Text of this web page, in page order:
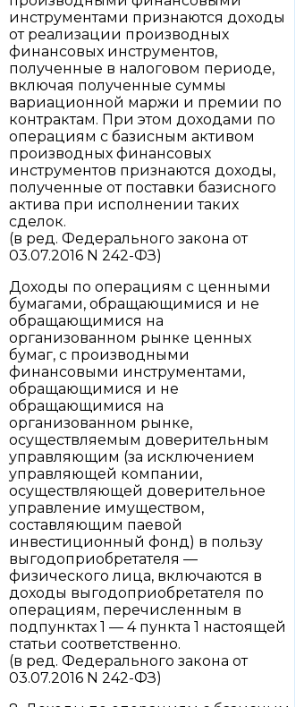
инструментами признаются доходы
от реализации производных
финансовых инструментов,
полученные в налоговом периоде,
включая полученные суммы
вариационной маржи и премии по
контрактам. При этом доходами по
операциям с базисным активом
производных финансовых
инструментов признаются доходы,
полученные от поставки базисного
актива при исполнении таких
сделок.
(в ред. Федерального закона от
03.07.2016 N 242-ФЗ)
Доходы по операциям с ценными
бумагами, обращающимися и не
обращающимися на
организованном рынке ценных
бумаг, с производными
финансовыми инструментами,
обращающимися и не
обращающимися на
организованном рынке,
осуществляемым доверительным
управляющим (за исключением
управляющей компании,
осуществляющей доверительное
управление имуществом,
составляющим паевой
инвестиционный фонд) в пользу
выгодоприобретателя —
физического лица, включаются в
доходы выгодоприобретателя по
операциям, перечисленным в
подпунктах 1 — 4 пункта 1 настоящей
статьи соответственно.
(в ред. Федерального закона от
03.07.2016 N 242-ФЗ)